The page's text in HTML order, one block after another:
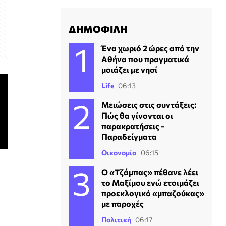
ΔΗΜΟΦΙΛΗ
Ένα χωριό 2 ώρες από την
Αθήνα που πραγματικά
μοιάζει με νησί
Life 06:13
Μειώσεις στις συντάξεις:
Πώς θα γίνονται οι
παρακρατήσεις -
Παραδείγματα
Οικονομία 06:15
Ο «Τζάμπας» πέθανε λέει
το Μαξίμου ενώ ετοιμάζει
προεκλογικό «μπαζούκας»
με παροχές
Πολιτική 06:17